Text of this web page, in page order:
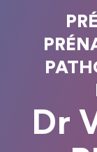
Dr